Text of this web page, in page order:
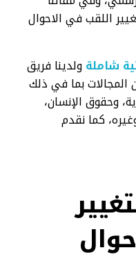
اللقب في الاحوال
شاملةولدينا فريق
بما في ذلك
وحقوق الإنسان،
كما نقدم